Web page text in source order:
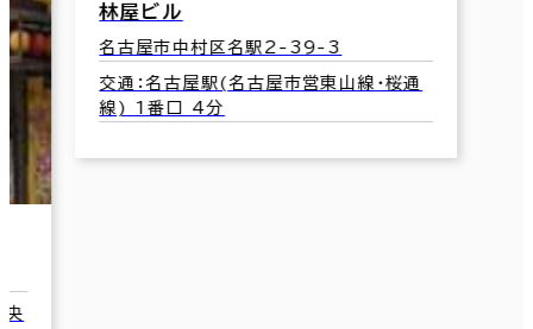
林屋ビル
名古屋市中村区名駅2-39-3
交通：名古屋駅(名古屋市営東山線･桜通
線) 1番口 4分